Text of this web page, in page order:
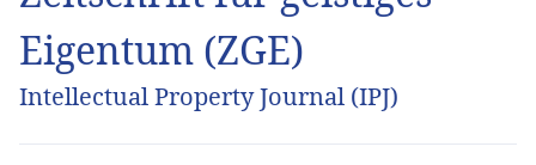
Eigentum (ZGE)
Intellectual Property Journal (IPJ)